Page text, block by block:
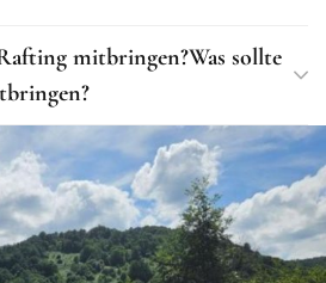
mitbringen?Was sollte